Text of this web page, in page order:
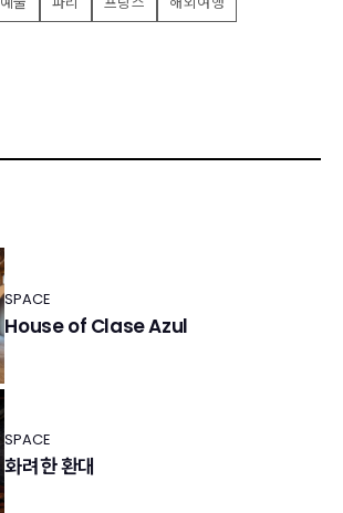
SPACE
House of Clase Azul
SPACE
화려한 환대